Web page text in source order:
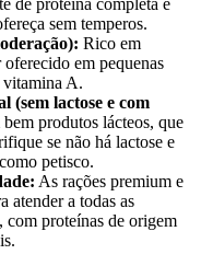
sem temperos.
Rico em
em pequenas
vitamina A.
(sem lactose e com
produtos lácteos, que
se não há lactose e
petisco.
As rações premium e
atender a todas as
com proteínas de origem